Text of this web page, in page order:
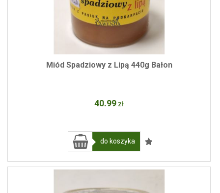
Miód Spadziowy z Lipą 440g Bałon
40.99 zł
do koszyka